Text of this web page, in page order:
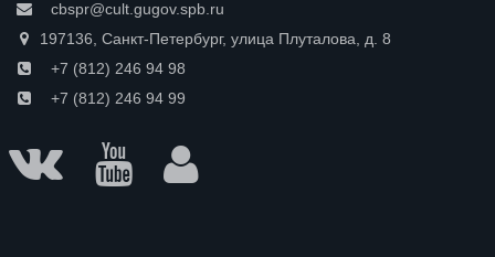
cbspr@cult.gugov.spb.ru
197136, Санкт-Петербург, улица Плуталова, д. 8
+7 (812) 246 94 98
+7 (812) 246 94 99